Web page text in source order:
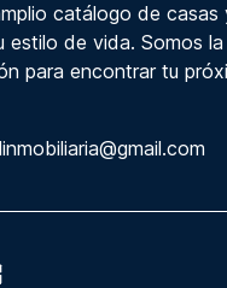
catálogo de casas
estilo de vida. Somos la
para encontrar tu